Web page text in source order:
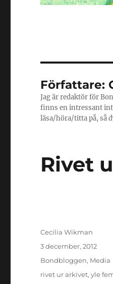
Författare:
Jag är redaktör för
finns en intressant
läsa/höra/titta på, så
Rivet
Författare
Cecilia Wikman
Publicerat
3 december, 2012
Kategorier
Bondbloggen, Media
Etiketter
rivet ur arkivet,yle